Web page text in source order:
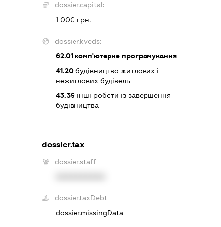
dossier.capital:
1 000 грн.
dossier.kveds:
62.01 комп'ютерне програмування
41.20 будівництво житлових і
нежитлових будівель
43.39 інші роботи із завершення
будівництва
dossier.tax
dossier.staff
dossier.taxDebt
dossier.missingData